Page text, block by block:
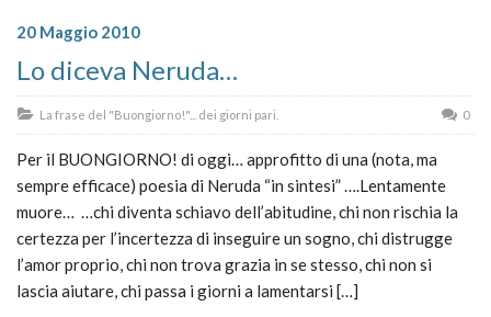
20 Maggio 2010
Lo diceva Neruda…
La frase del "Buongiorno!"... dei giorni pari. 0
Per il BUONGIORNO! di oggi… approfitto di una (nota, ma
sempre efficace) poesia di Neruda “in sintesi” ….Lentamente
muore… …chi diventa schiavo dell’abitudine, chi non rischia la
certezza per l’incertezza di inseguire un sogno, chi distrugge
l’amor proprio, chi non trova grazia in se stesso, chi non si
lascia aiutare, chi passa i giorni a lamentarsi […]